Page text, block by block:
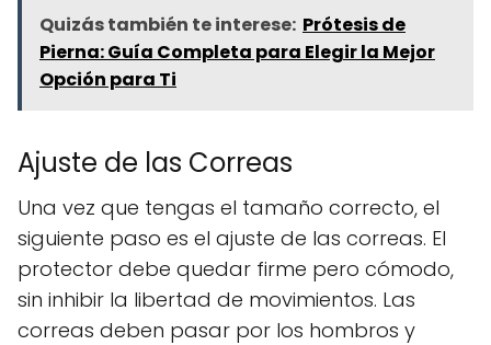
Quizás también te interese: Prótesis de
Pierna: Guía Completa para Elegir la Mejor
Opción para Ti
Ajuste de las Correas
Una vez que tengas el tamaño correcto, el
siguiente paso es el ajuste de las correas. El
protector debe quedar firme pero cómodo,
sin inhibir la libertad de movimientos. Las
correas deben pasar por los hombros y